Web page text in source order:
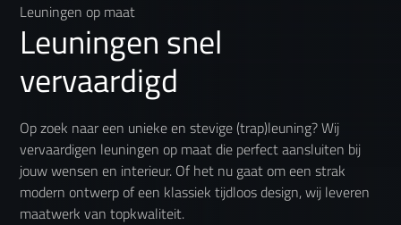
Leuningen op maat
Leuningen snel
vervaardigd
Op zoek naar een unieke en stevige (trap)leuning? Wij
vervaardigen leuningen op maat die perfect aansluiten bij
jouw wensen en interieur. Of het nu gaat om een strak
modern ontwerp of een klassiek tijdloos design, wij leveren
maatwerk van topkwaliteit.